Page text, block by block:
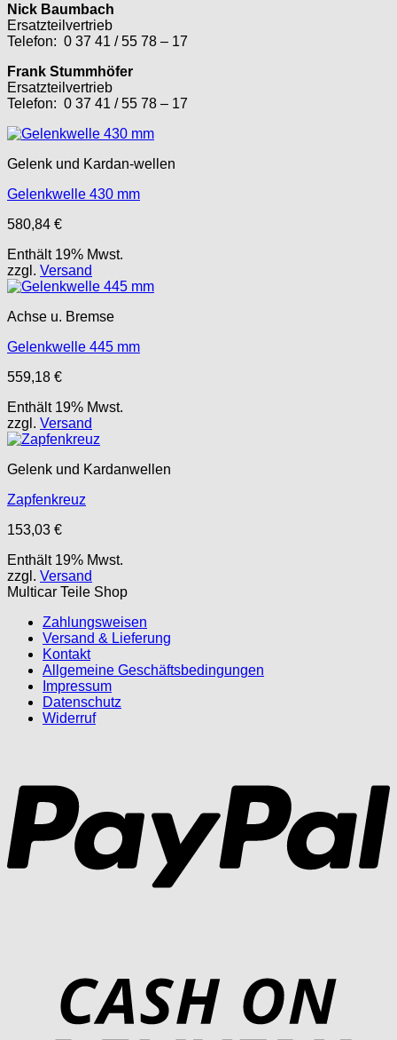
Nick Baumbach
Ersatzteilvertrieb
Telefon: 0 37 41 / 55 78 – 17
Frank Stummhöfer
Ersatzteilvertrieb
Telefon: 0 37 41 / 55 78 – 17
Gelenk und Kardan-wellen
Gelenkwelle 430 mm
580,84 €
Enthält 19% Mwst.
zzgl. Versand
Achse u. Bremse
Gelenkwelle 445 mm
559,18 €
Enthält 19% Mwst.
zzgl. Versand
Gelenk und Kardanwellen
Zapfenkreuz
153,03 €
Enthält 19% Mwst.
zzgl. Versand
Multicar Teile Shop
Zahlungsweisen
Versand & Lieferung
Kontakt
Allgemeine Geschäftsbedingungen
Impressum
Datenschutz
Widerruf